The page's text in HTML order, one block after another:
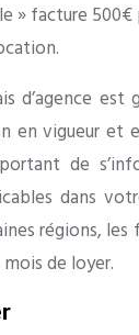
» facture 500€
d’agence est
en vigueur et
de
dans
régions, les
de loyer.